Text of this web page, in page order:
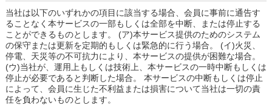
当社は以下のいずれかの項目に該当する場合、会員に事前に通告す
ることなく本サービスの一部もしくは全部を中断、または停止する
ことができるものとします。 (ア)本サービス提供のためのシステム
の保守または更新を定期的もしくは緊急的に行う場合。 (イ)火災、
停電、天災等の不可抗力により、本サービスの提供が困難な場合。
(ウ)当社が、運用上もしくは技術上、本サービスの一時中断もしくは
停止が必要であると判断した場合。 本サービスの中断もしくは停止
によって、会員に生じた不利益または損害について当社は一切の責
任を負わないものとします。